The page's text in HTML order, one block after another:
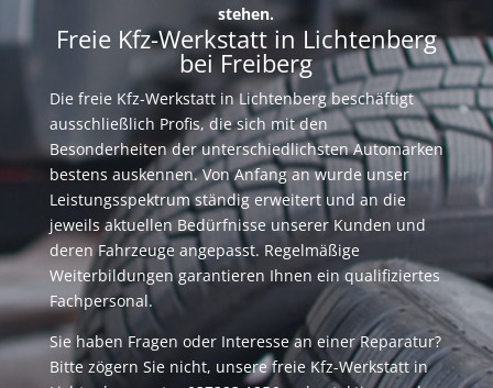
stehen.
Freie Kfz-Werkstatt in Lichtenberg
bei Freiberg
Die freie Kfz-Werkstatt in Lichtenberg beschäftigt
ausschließlich Profis, die sich mit den
Besonderheiten der unterschiedlichsten Automarken
bestens auskennen. Von Anfang an wurde unser
Leistungsspektrum ständig erweitert und an die
jeweils aktuellen Bedürfnisse unserer Kunden und
deren Fahrzeuge angepasst. Regelmäßige
Weiterbildungen garantieren Ihnen ein qualifiziertes
Fachpersonal.
Sie haben Fragen oder Interesse an einer Reparatur?
Bitte zögern Sie nicht, unsere freie Kfz-Werkstatt in